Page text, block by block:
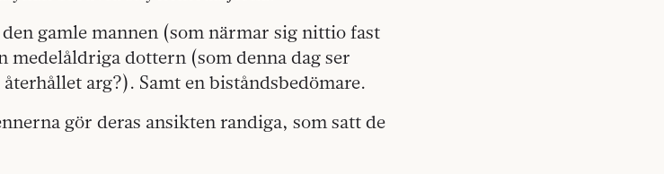
gamle mannen (som närmar sig nittio fast
dottern (som denna dag ser
arg?). Samt en biståndsbedömare.
gör deras ansikten randiga, som satt de